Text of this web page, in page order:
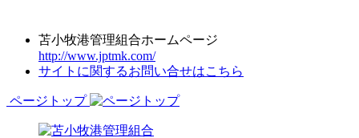
苫小牧港管理組合ホームページ
http://www.jptmk.com/
サイトに関するお問い合せはこちら
ページトップ